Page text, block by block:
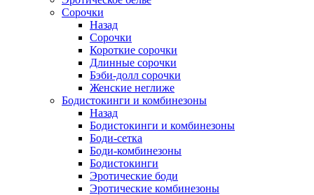
Сорочки
Назад
Сорочки
Короткие сорочки
Длинные сорочки
Бэби-долл сорочки
Женские неглиже
Бодистокинги и комбинезоны
Назад
Бодистокинги и комбинезоны
Боди-сетка
Боди-комбинезоны
Бодистокинги
Эротические боди
Эротические комбинезоны